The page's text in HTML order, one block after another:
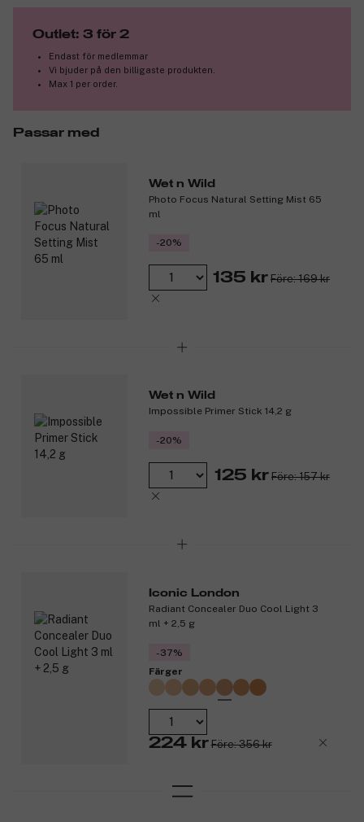
Outlet: 3 för 2
Endast för medlemmar
Vi bjuder på den billigaste produkten.
Max 1 per order.
Passar med
Wet n Wild
Photo Focus Natural Setting Mist 65
ml
-20%
135 kr Före: 169 kr
Wet n Wild
Impossible Primer Stick 14,2 g
-20%
125 kr Före: 157 kr
Iconic London
Radiant Concealer Duo Cool Light 3
ml + 2,5 g
-37%
Färger
224 kr Före: 356 kr